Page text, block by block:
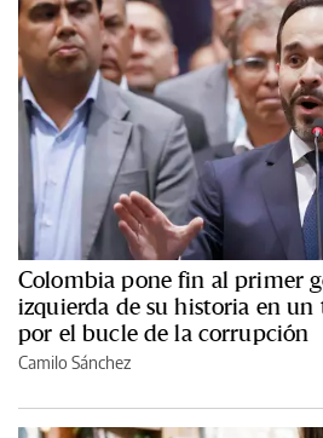
Colombia pone fin al primer
izquierda de su historia en un
por el bucle de la corrupción
Camilo Sánchez